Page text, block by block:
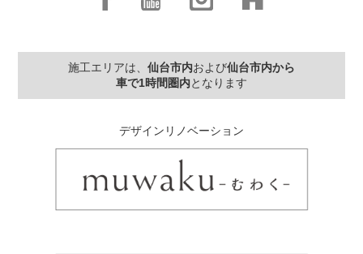
施工エリアは、 仙台市内および仙台市内から
車で1時間圏内となります
デザインリノベーション